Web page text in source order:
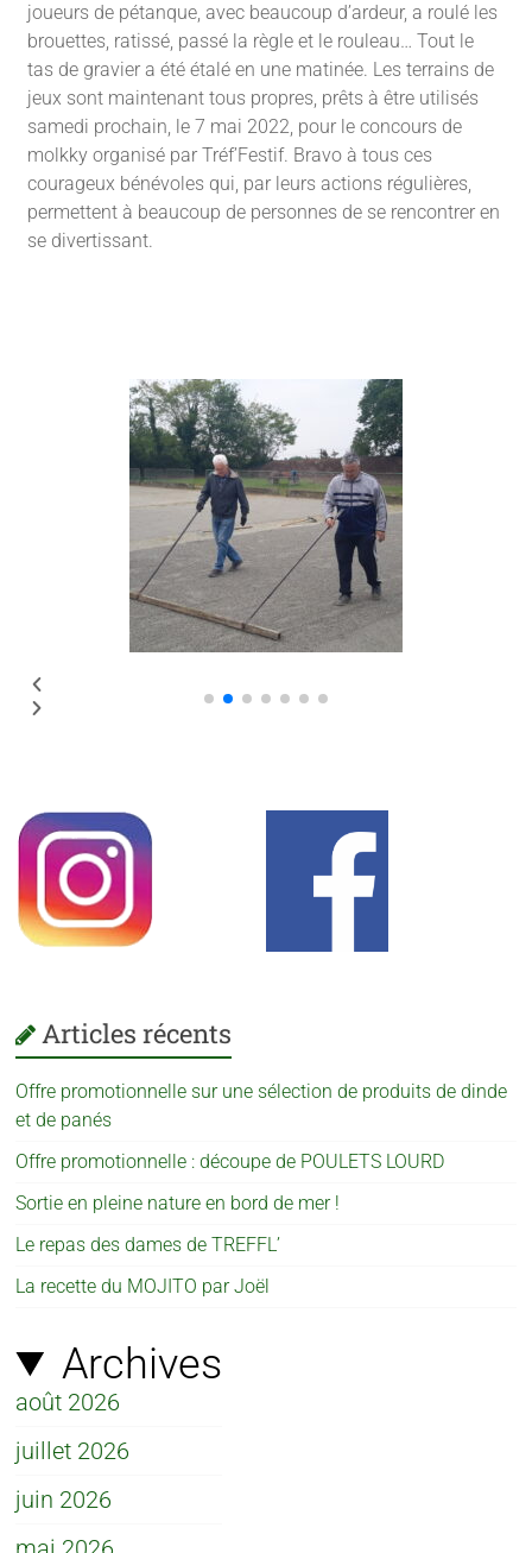
joueurs de pétanque, avec beaucoup d’ardeur, a roulé les
brouettes, ratissé, passé la règle et le rouleau… Tout le
tas de gravier a été étalé en une matinée. Les terrains de
jeux sont maintenant tous propres, prêts à être utilisés
samedi prochain, le 7 mai 2022, pour le concours de
molkky organisé par Tréf’Festif. Bravo à tous ces
courageux bénévoles qui, par leurs actions régulières,
permettent à beaucoup de personnes de se rencontrer en
se divertissant.
Articles récents
Offre promotionnelle sur une sélection de produits de dinde
et de panés
Offre promotionnelle : découpe de POULETS LOURD
Sortie en pleine nature en bord de mer !
Le repas des dames de TREFFL’
La recette du MOJITO par Joël
Archives
août 2026
juillet 2026
juin 2026